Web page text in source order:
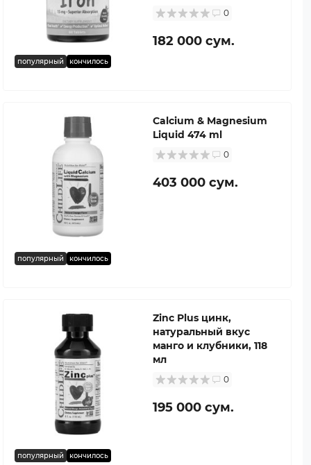
популярный кончилось
0
182 000 сум.
популярный кончилось
Calcium & Magnesium
Liquid 474 ml
0
403 000 сум.
популярный кончилось
Zinc Plus цинк,
натуральный вкус
манго и клубники, 118
мл
0
195 000 сум.